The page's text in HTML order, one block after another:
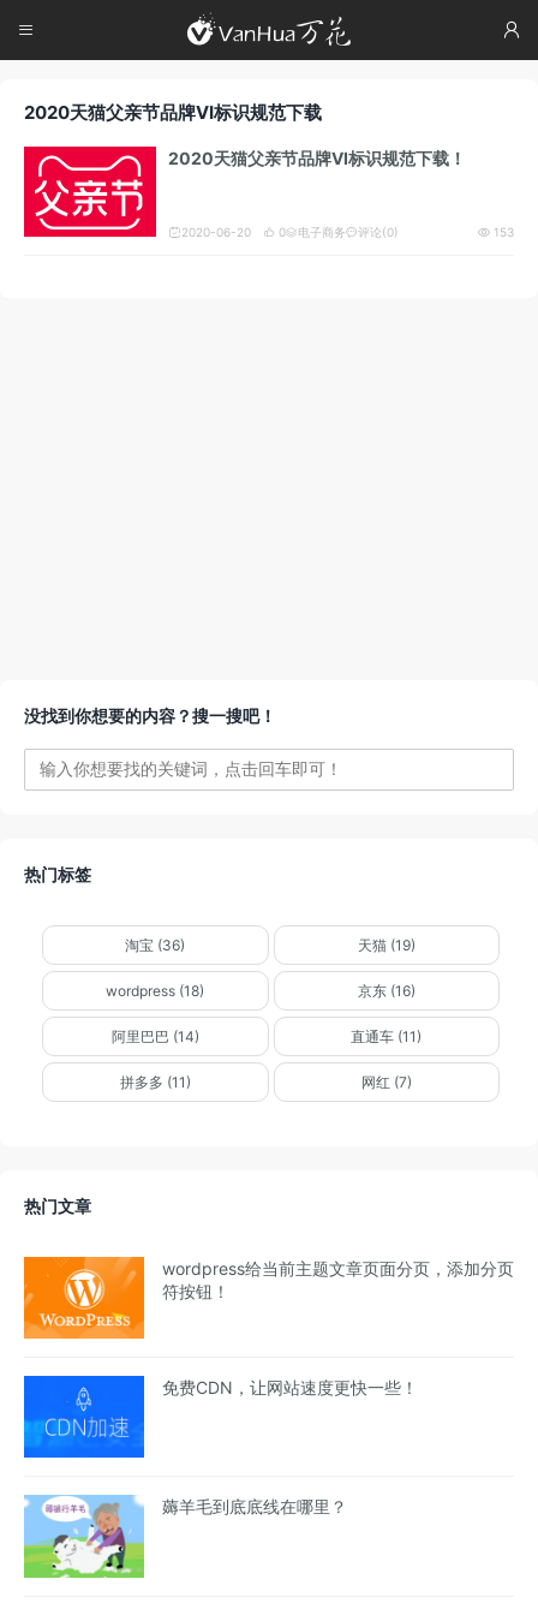

 
2020天猫父亲节品牌VI标识规范下载
2020天猫父亲节品牌VI标识规范下载！
 2020-06-20  0  153
 电子商务评论(0)
没找到你想要的内容？搜一搜吧！
热门标签
淘宝 (36) 天猫 (19)
wordpress (18) 京东 (16)
阿里巴巴 (14) 直通车 (11)
拼多多 (11) 网红 (7)
热门文章
wordpress给当前主题文章页面分页，添加分页
符按钮！
免费CDN，让网站速度更快一些！
薅羊毛到底底线在哪里？